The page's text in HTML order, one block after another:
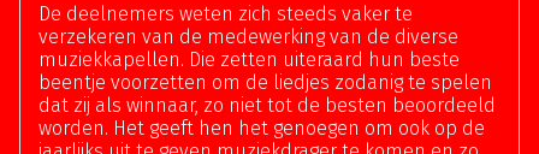
De deelnemers weten zich steeds vaker te
verzekeren van de medewerking van de diverse
muziekkapellen. Die zetten uiteraard hun beste
beentje voorzetten om de liedjes zodanig te spelen
dat zij als winnaar, zo niet tot de besten beoordeeld
worden. Het geeft hen het genoegen om ook op de